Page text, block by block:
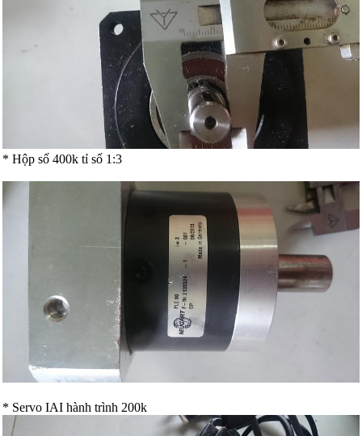
* Hộp số 400k tỉ số 1:3
* Servo IAI hành trình 200k